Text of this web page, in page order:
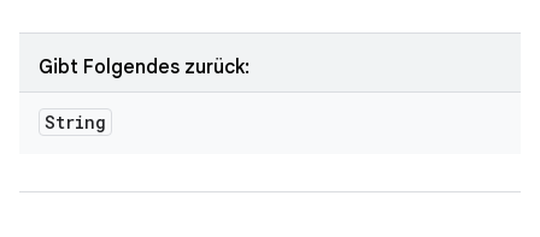
Gibt Folgendes zurück:
String